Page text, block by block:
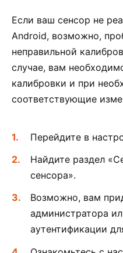
Если ваш сенсор не
Android, возможно,
неправильной
случае, вам
калибровки и при
соответствующие
Перейдите в
Найдите раздел
сенсора».
Возможно, вам
администратора
аутентификации